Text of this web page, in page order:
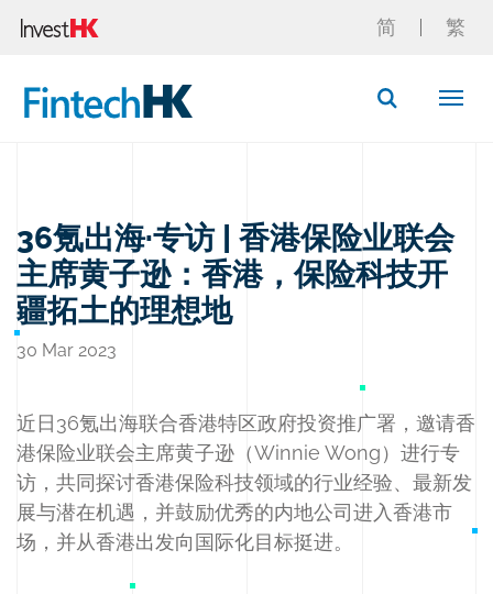
简 繁
Button
36氪出海·专访 | 香港保险业联会
主席黄子逊：香港，保险科技开
疆拓土的理想地
30 Mar 2023
近日36氪出海联合香港特区政府投资推广署，邀请香
港保险业联会主席黄子逊（Winnie Wong）进行专
访，共同探讨香港保险科技领域的行业经验、最新发
展与潜在机遇，并鼓励优秀的内地公司进入香港市
场，并从香港出发向国际化目标挺进。